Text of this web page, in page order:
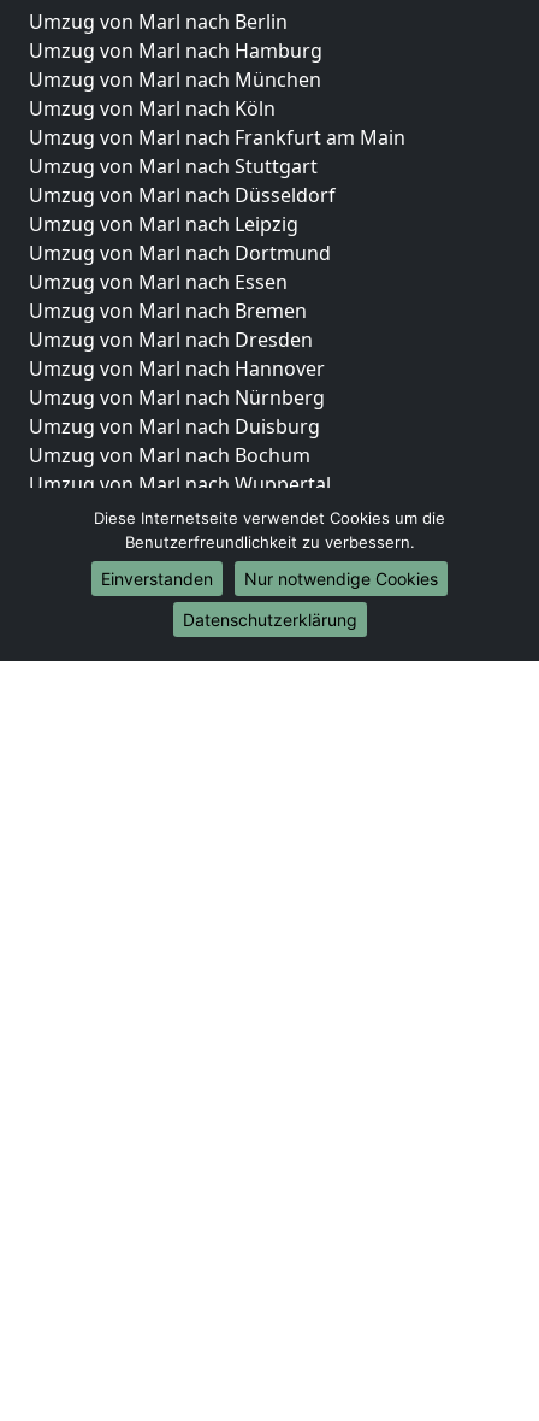
Umzug von Marl nach Berlin
Umzug von Marl nach Hamburg
Umzug von Marl nach München
Umzug von Marl nach Köln
Umzug von Marl nach Frankfurt am Main
Umzug von Marl nach Stuttgart
Umzug von Marl nach Düsseldorf
Umzug von Marl nach Leipzig
Umzug von Marl nach Dortmund
Umzug von Marl nach Essen
Umzug von Marl nach Bremen
Umzug von Marl nach Dresden
Umzug von Marl nach Hannover
Umzug von Marl nach Nürnberg
Umzug von Marl nach Duisburg
Umzug von Marl nach Bochum
Umzug von Marl nach Wuppertal
Umzug von Marl nach Bielefeld
Umzug von Marl nach Bonn
Umzug von Marl nach Münster
Internationale-Umzüge
Umzug von Marl nach Brasilien
Diese Internetseite verwendet Cookies um die
Benutzerfreundlichkeit zu verbessern.
Einverstanden
Nur notwendige Cookies
Datenschutzerklärung